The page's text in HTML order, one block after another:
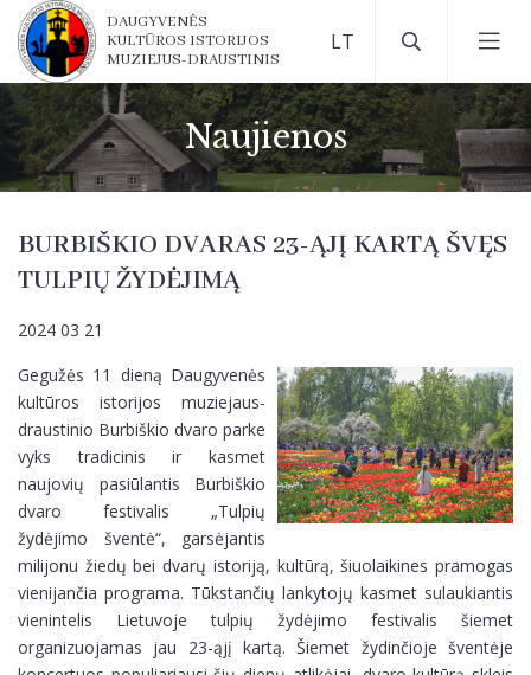
DAUGYVENĖS
KULTŪROS ISTORIJOS
MUZIEJUS-DRAUSTINIS
Naujienos
BURBIŠKIO DVARAS 23-ĄJĮ KARTĄ ŠVĘS
TULPIŲ ŽYDĖJIMĄ
2024 03 21
Gegužės 11 dieną Daugyvenės
kultūros istorijos muziejaus-
draustinio Burbiškio dvaro parke
vyks tradicinis ir kasmet
naujovių pasiūlantis Burbiškio
dvaro festivalis „Tulpių
žydėjimo šventė“, garsėjantis
milijonu žiedų bei dvarų istoriją, kultūrą, šiuolaikines pramogas
vienijančia programa. Tūkstančių lankytojų kasmet sulaukiantis
vienintelis Lietuvoje tulpių žydėjimo festivalis šiemet
organizuojamas jau 23-ąjį kartą. Šiemet žydinčioje šventėje